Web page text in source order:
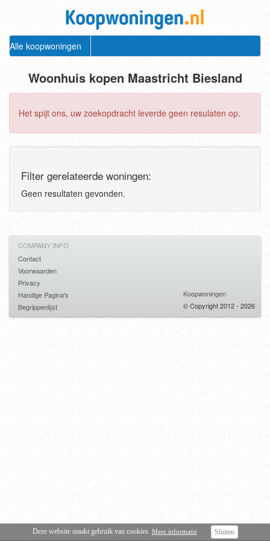
Alle koopwoningen
Woonhuis kopen Maastricht Biesland
Het spijt ons, uw zoekopdracht leverde geen resulaten op.
Filter gerelateerde woningen:
Geen resultaten gevonden.
Deze website maakt gebruik van cookies. Meer informatie Sluiten
COMPANY INFO
Contact
Voorwaarden
Privacy
Handige Pagina's
Begrippenlijst
Koopwoningen
© Copyright 2012 - 2026